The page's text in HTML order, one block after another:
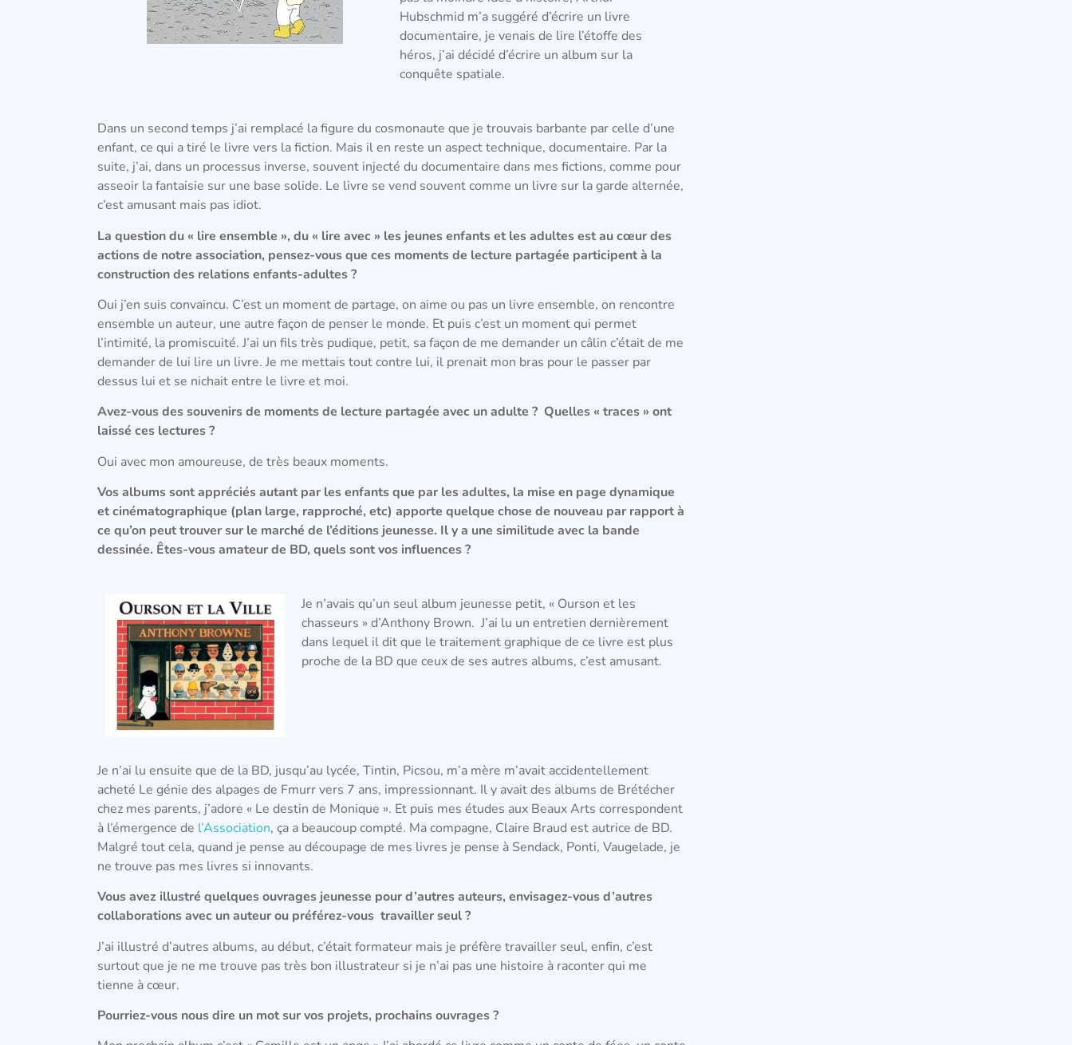
Hubschmid m’a suggéré d’écrire un livre
documentaire, je venais de lire l’étoffe des
héros, j’ai décidé d’écrire un album sur la
conquête spatiale.
Dans un second temps j’ai remplacé la figure du cosmonaute que je trouvais barbante par celle d’une
enfant, ce qui a tiré le livre vers la fiction. Mais il en reste un aspect technique, documentaire. Par la
suite, j’ai, dans un processus inverse, souvent injecté du documentaire dans mes fictions, comme pour
asseoir la fantaisie sur une base solide. Le livre se vend souvent comme un livre sur la garde alternée,
c’est amusant mais pas idiot.
La question du « lire ensemble », du « lire avec » les jeunes enfants et les adultes est au cœur des
actions de notre association, pensez-vous que ces moments de lecture partagée participent à la
construction des relations enfants-adultes ?
Oui j’en suis convaincu. C’est un moment de partage, on aime ou pas un livre ensemble, on rencontre
ensemble un auteur, une autre façon de penser le monde. Et puis c’est un moment qui permet
l’intimité, la promiscuité. J’ai un fils très pudique, petit, sa façon de me demander un câlin c’était de me
demander de lui lire un livre. Je me mettais tout contre lui, il prenait mon bras pour le passer par
dessus lui et se nichait entre le livre et moi.
Avez-vous des souvenirs de moments de lecture partagée avec un adulte ? Quelles « traces » ont
laissé ces lectures ?
Oui avec mon amoureuse, de très beaux moments.
Vos albums sont appréciés autant par les enfants que par les adultes, la mise en page dynamique
et cinématographique (plan large, rapproché, etc) apporte quelque chose de nouveau par rapport à
ce qu’on peut trouver sur le marché de l’éditions jeunesse. Il y a une similitude avec la bande
dessinée. Êtes-vous amateur de BD, quels sont vos influences ?
Je n’avais qu’un seul album jeunesse petit, « Ourson et les
chasseurs » d’Anthony Brown. J’ai lu un entretien dernièrement
dans lequel il dit que le traitement graphique de ce livre est plus
proche de la BD que ceux de ses autres albums, c’est amusant.
Je n’ai lu ensuite que de la BD, jusqu’au lycée, Tintin, Picsou, m’a mère m’avait accidentellement
acheté Le génie des alpages de Fmurr vers 7 ans, impressionnant. Il y avait des albums de Brétécher
chez mes parents, j’adore « Le destin de Monique ». Et puis mes études aux Beaux Arts correspondent
à l’émergence de l’Association, ça a beaucoup compté. Ma compagne, Claire Braud est autrice de BD.
Malgré tout cela, quand je pense au découpage de mes livres je pense à Sendack, Ponti, Vaugelade, je
ne trouve pas mes livres si innovants.
Vous avez illustré quelques ouvrages jeunesse pour d’autres auteurs, envisagez-vous d’autres
collaborations avec un auteur ou préférez-vous travailler seul ?
J’ai illustré d’autres albums, au début, c’était formateur mais je préfère travailler seul, enfin, c’est
surtout que je ne me trouve pas très bon illustrateur si je n’ai pas une histoire à raconter qui me
tienne à cœur.
Pourriez-vous nous dire un mot sur vos projets, prochains ouvrages ?